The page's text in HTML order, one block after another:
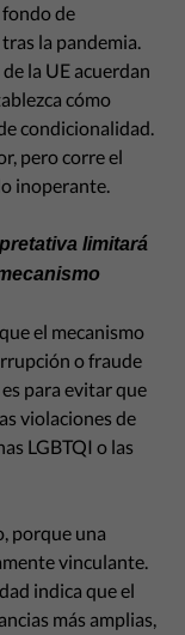
de
la pandemia.
la UE acuerdan
cómo
condicionalidad.
pero corre el
inoperante.
limitará
el mecanismo
o fraude
para evitar que
violaciones de
LGBTQI o las
porque una
vinculante.
indica que el
más amplias,